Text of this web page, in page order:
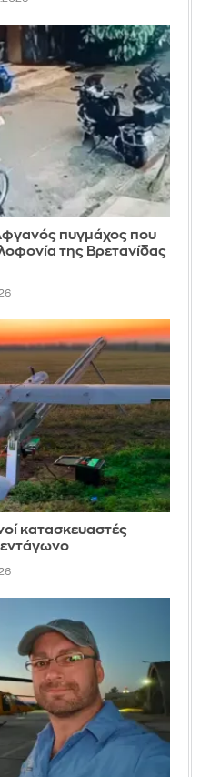
πυγμάχος που
της Βρετανίδας
κατασκευαστές